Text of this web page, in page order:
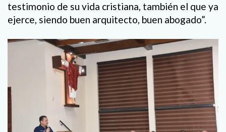
testimonio de su vida cristiana, también el que ya
ejerce, siendo buen arquitecto, buen abogado”.